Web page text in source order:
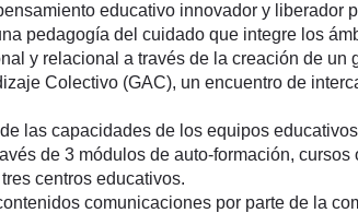
educativo innovador y liberador
pedagogía del cuidado que integre los
y relacional a través de la creación de un
Colectivo (GAC), un encuentro de
las capacidades de los equipos
de 3 módulos de auto-formación, cursos
centros educativos.
comunicaciones por parte de la